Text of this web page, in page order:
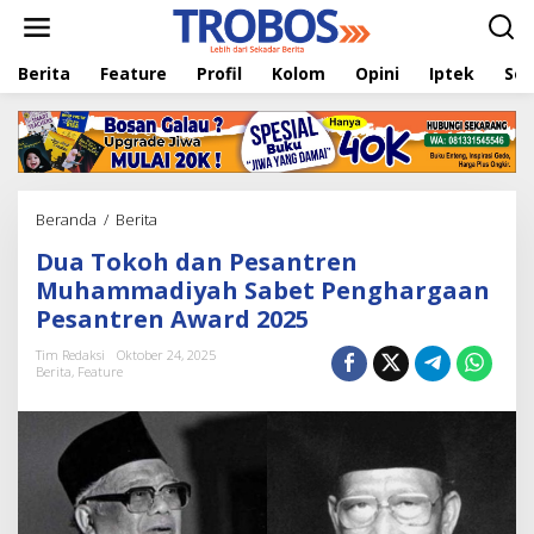
t
Berita Feature Profil Kolom Opini Iptek
Beranda / Berita
a
T
o
k
o
a
P
e
s
a
Dua Tokoh dan Pesantren
Muhammadiyah Sabet Penghargaan
Pesantren Award 2025
Tim Redaksi
Oktober 24, 2025
Berita, Feature